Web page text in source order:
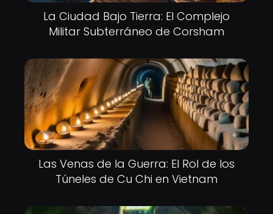
La Ciudad Bajo Tierra: El Complejo
Militar Subterráneo de Corsham
Las Venas de la Guerra: El Rol de los
Túneles de Cu Chi en Vietnam